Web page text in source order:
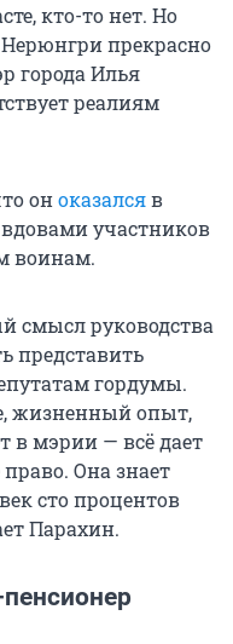
кто-то нет. Но
прекрасно
города Илья
реалиям
оноказалсяв
участников
воинам.
смысл руководства
представить
гордумы.
жизненный опыт,
в мэрии — всё дает
Она знает
сто процентов
Парахин.